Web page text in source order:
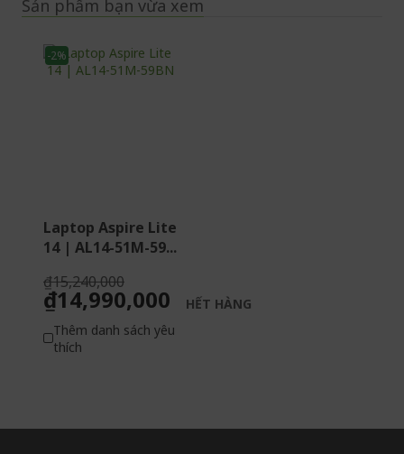
Sản phẩm bạn vừa xem
-2%
Laptop Aspire Lite
14 | AL14-51M-59...
₫14,990,000
₫15,240,000
HẾT HÀNG
Thêm danh sách yêu
thích